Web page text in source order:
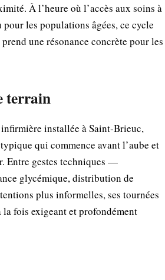
À l’heure où l’accès aux soins à
les populations âgées, ce cycle
une résonance concrète pour les
terrain
infirmière installée à Saint‑Brieuc,
qui commence avant l’aube et
Entre gestes techniques —
glycémique, distribution de
plus informelles, ses tournées
la fois exigeant et profondément